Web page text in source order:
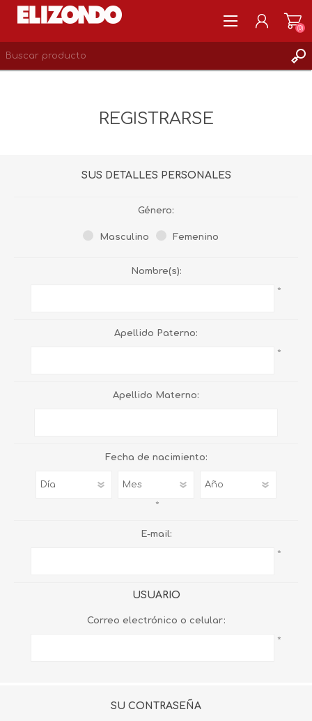
(0)
REGISTRARSE
SUS DETALLES PERSONALES
Género:
Masculino Femenino
Nombre(s):
*
Apellido Paterno:
*
Apellido Materno:
Fecha de nacimiento:
*
E-mail:
*
USUARIO
Correo electrónico o celular:
*
SU CONTRASEÑA